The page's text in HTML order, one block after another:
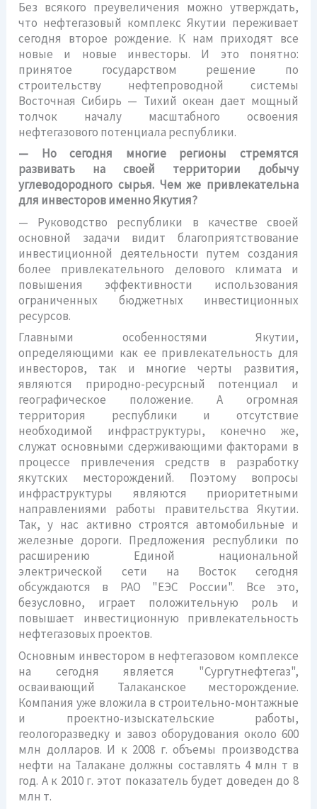
Без всякого преувеличения можно утверждать,
что нефтегазовый комплекс Якутии переживает
сегодня второе рождение. К нам приходят все
новые и новые инвесторы. И это понятно:
принятое государством решение по
строительству нефтепроводной системы
Восточная Сибирь — Тихий океан дает мощный
толчок началу масштабного освоения
нефтегазового потенциала республики.
— Но сегодня многие регионы стремятся
развивать на своей территории добычу
углеводородного сырья. Чем же привлекательна
для инвесторов именно Якутия?
— Руководство республики в качестве своей
основной задачи видит благоприятствование
инвестиционной деятельности путем создания
более привлекательного делового климата и
повышения эффективности использования
ограниченных бюджетных инвестиционных
ресурсов.
Главными особенностями Якутии,
определяющими как ее привлекательность для
инвесторов, так и многие черты развития,
являются природно-ресурсный потенциал и
географическое положение. А огромная
территория республики и отсутствие
необходимой инфраструктуры, конечно же,
служат основными сдерживающими факторами в
процессе привлечения средств в разработку
якутских месторождений. Поэтому вопросы
инфраструктуры являются приоритетными
направлениями работы правительства Якутии.
Так, у нас активно строятся автомобильные и
железные дороги. Предложения республики по
расширению Единой национальной
электрической сети на Восток сегодня
обсуждаются в РАО "ЕЭС России". Все это,
безусловно, играет положительную роль и
повышает инвестиционную привлекательность
нефтегазовых проектов.
Основным инвестором в нефтегазовом комплексе
на сегодня является "Сургутнефтегаз",
осваивающий Талаканское месторождение.
Компания уже вложила в строительно-монтажные
и проектно-изыскательские работы,
геологоразведку и завоз оборудования около 600
млн долларов. И к 2008 г. объемы производства
нефти на Талакане должны составлять 4 млн т в
год. А к 2010 г. этот показатель будет доведен до 8
млн т.